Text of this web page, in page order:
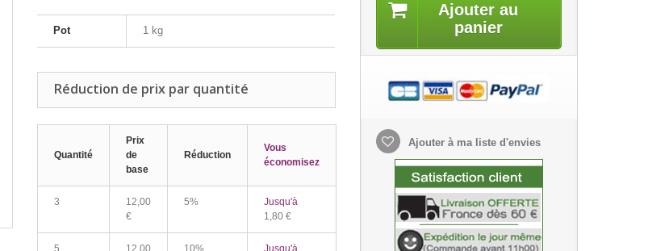
Pot 1 kg
Réduction de prix par quantité
Quantité
Prix
de
base
Réduction
Vous
économisez
3
12,00
€
5%
Jusqu'à
1,80 €
5
12,00
10%
Jusqu'à
Ajouter au
panier
Ajouter à ma liste d'envies